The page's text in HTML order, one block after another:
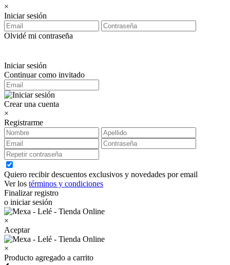
×
Iniciar sesión
Olvidé mi contraseña
Iniciar sesión
Continuar como invitado
Crear una cuenta
×
Registrarme
Quiero recibir descuentos exclusivos y novedades por email
Ver los términos y condiciones
Finalizar registro
o iniciar sesión
×
Aceptar
×
Producto agregado a carrito